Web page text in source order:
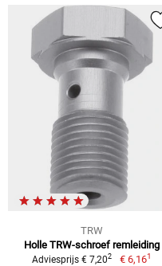
TRW
Holle TRW-schroef remleiding
Adviesprijs € 7,202 € 6,161